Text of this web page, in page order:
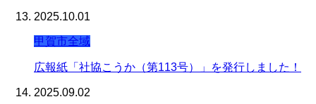
2025.10.01
甲賀市全域
広報紙「社協こうか（第113号）」を発行しました！
2025.09.02